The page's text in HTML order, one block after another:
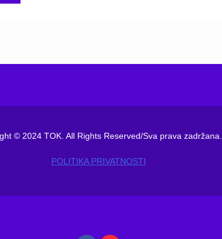
© 2024 TOK. All Rights Reserved/Sva prava zadržana.
POLITIKA PRIVATNOSTI